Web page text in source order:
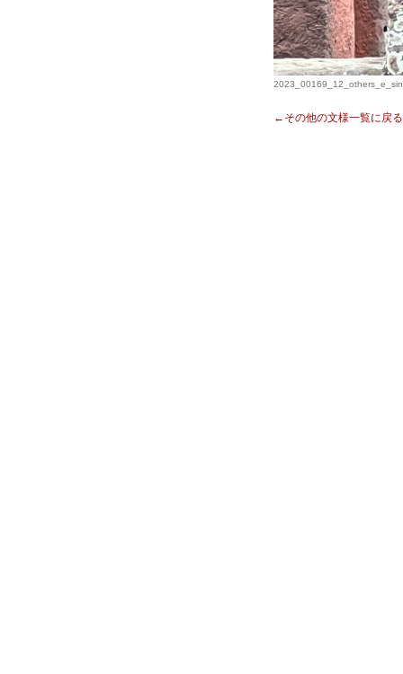
←その他の文様一覧に戻る